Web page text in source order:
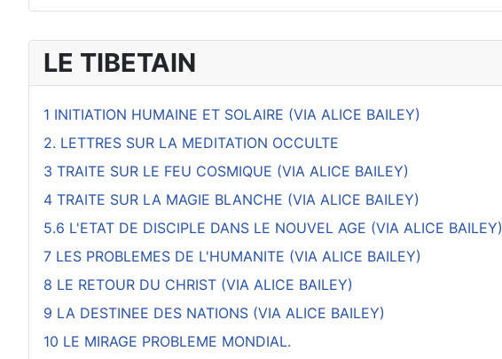
LE TIBETAIN
1 INITIATION HUMAINE ET SOLAIRE (VIA ALICE BAILEY)
2. LETTRES SUR LA MEDITATION OCCULTE
3 TRAITE SUR LE FEU COSMIQUE (VIA ALICE BAILEY)
4 TRAITE SUR LA MAGIE BLANCHE (VIA ALICE BAILEY)
5.6 L'ETAT DE DISCIPLE DANS LE NOUVEL AGE (VIA ALICE BAILEY)
7 LES PROBLEMES DE L'HUMANITE (VIA ALICE BAILEY)
8 LE RETOUR DU CHRIST (VIA ALICE BAILEY)
9 LA DESTINEE DES NATIONS (VIA ALICE BAILEY)
10 LE MIRAGE PROBLEME MONDIAL.